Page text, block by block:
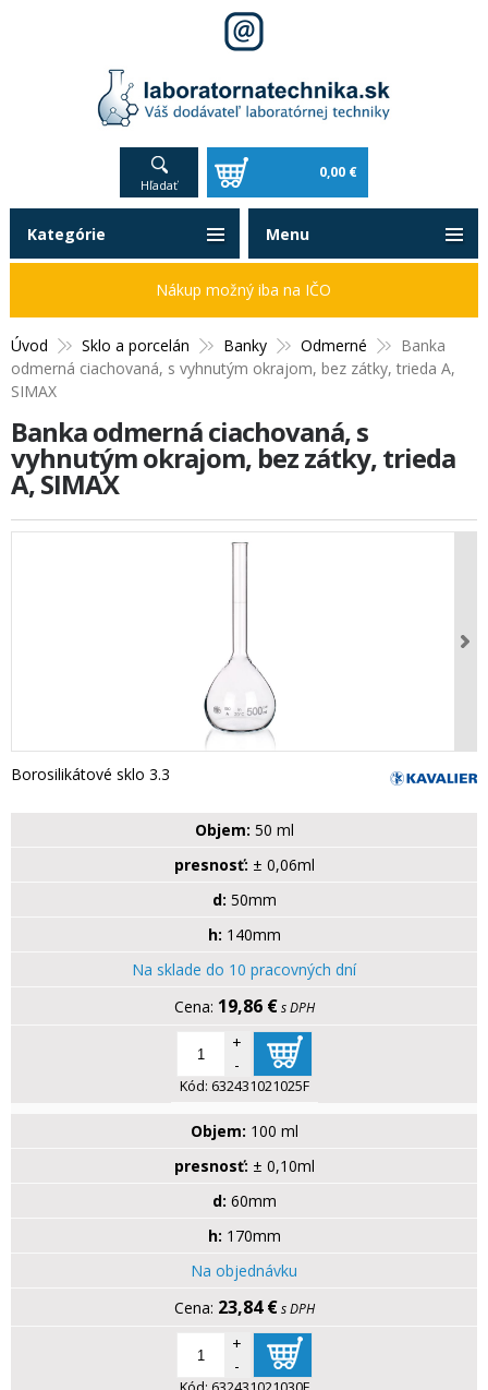
Hľadať
0,00 €
Úvod Sklo a porcelán Banky Odmerné
Banka
odmerná ciachovaná, s vyhnutým okrajom, bez zátky, trieda A,
SIMAX
Banka odmerná ciachovaná, s
vyhnutým okrajom, bez zátky, trieda
A, SIMAX
Borosilikátové sklo 3.3
Objem: 50 ml
presnosť: ± 0,06ml
d: 50mm
h: 140mm
Na sklade do 10 pracovných dní
19,86 € s DPH
+
-
Kód: 632431021025F
Objem: 100 ml
presnosť: ± 0,10ml
d: 60mm
h: 170mm
Na objednávku
23,84 € s DPH
+
-
Kategórie
Nákup možný iba na IČO
Menu